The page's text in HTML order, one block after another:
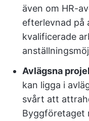
även om HR-
efterlevnad på
kvalificerade
Avlägsna
kan ligga i
svårt att
Byggföretaget